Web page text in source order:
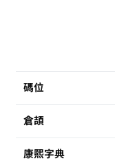
碼位
倉頡
康熙字典